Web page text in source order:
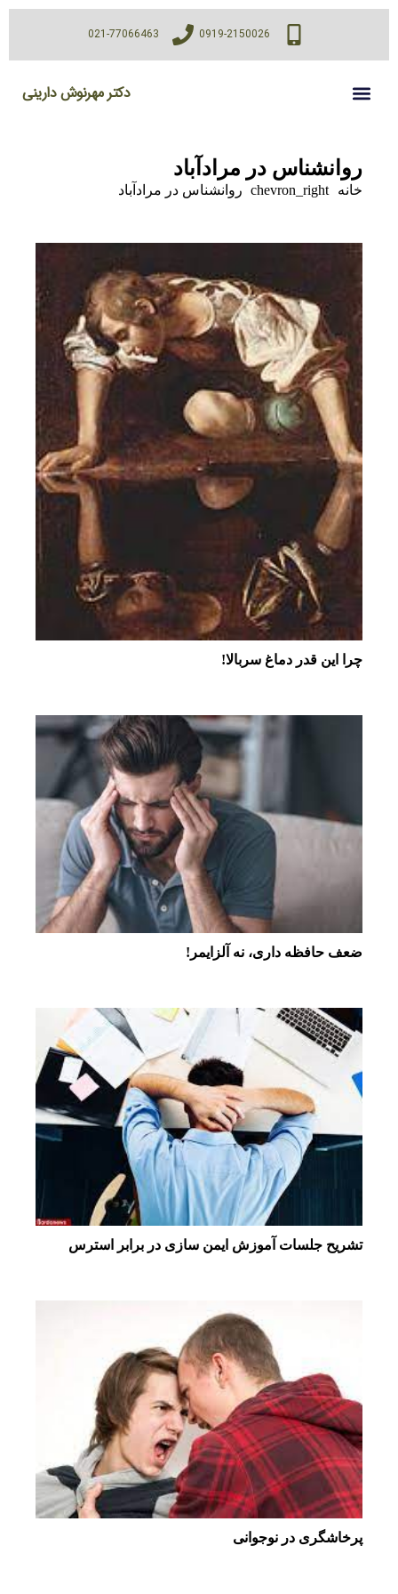
0919-2150026
021-77066463
دکتر مهرنوش دارینی
روانشناس در مرادآباد
chevron_right روانشناس در مرادآباد
چرا این قدر دماغ سربالا!
ضعف حافظه داری، نه آلزایمر!
تشریح جلسات آموزش ایمن سازی در برابر استرس
پرخاشگری در نوجوانی